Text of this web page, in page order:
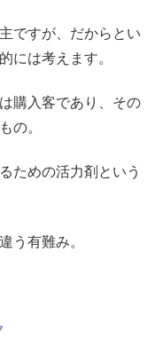
ですが、だからとい
には考えます。
購入客であり、その
の。
ための活力剤という
う有難み。